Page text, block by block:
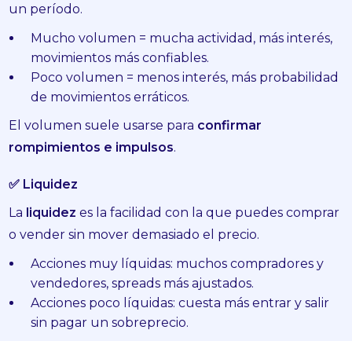
un período.
Mucho volumen = mucha actividad, más interés,
movimientos más confiables.
Poco volumen = menos interés, más probabilidad
de movimientos erráticos.
El volumen suele usarse para confirmar
rompimientos e impulsos.
✅ Liquidez
La liquidez es la facilidad con la que puedes comprar
o vender sin mover demasiado el precio.
Acciones muy líquidas: muchos compradores y
vendedores, spreads más ajustados.
Acciones poco líquidas: cuesta más entrar y salir
sin pagar un sobreprecio.